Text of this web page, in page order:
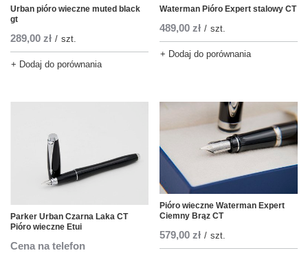
Urban pióro wieczne muted black
gt
289,00 zł / szt.
+ Dodaj do porównania
Waterman Pióro Expert stalowy CT
489,00 zł / szt.
+ Dodaj do porównania
Parker Urban Czarna Laka CT
Pióro wieczne Etui
Cena na telefon
Pióro wieczne Waterman Expert
Ciemny Brąz CT
579,00 zł / szt.